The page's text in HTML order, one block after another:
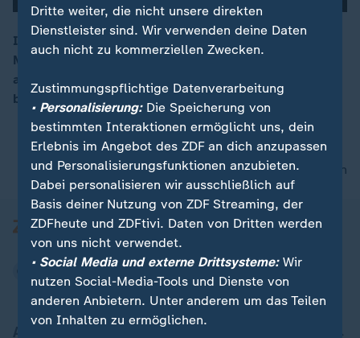
In Brüssel haben Polens neuer Ministerpräsident
Morawiecki und EU-Kommissionschef Juncker über die
angespannten polnisch-europäischen Beziehungen
beraten.
nach oben
Dritte weiter, die nicht unsere direkten
Dienstleister sind. Wir verwenden deine Daten
auch nicht zu kommerziellen Zwecken.
Zustimmungspflichtige Datenverarbeitung
• Personalisierung:Die Speicherung von
bestimmten Interaktionen ermöglicht uns, dein
Erlebnis im Angebot des ZDF an dich anzupassen
und Personalisierungsfunktionen anzubieten.
Dabei personalisieren wir ausschließlich auf
Basis deiner Nutzung von ZDF Streaming, der
ZDFheute und ZDFtivi. Daten von Dritten werden
von uns nicht verwendet.
• Social Media und externe Drittsysteme:Wir
nutzen Social-Media-Tools und Dienste von
anderen Anbietern. Unter anderem um das Teilen
von Inhalten zu ermöglichen.